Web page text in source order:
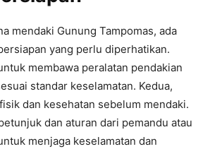
mendaki Gunung Tampomas, ada
yang perlu diperhatikan.
membawa peralatan pendakian
standar keselamatan. Kedua,
dan kesehatan sebelum mendaki.
dan aturan dari pemandu atau
menjaga keselamatan dan